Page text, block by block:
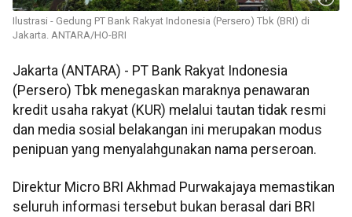
Ilustrasi - Gedung PT Bank Rakyat Indonesia (Persero) Tbk (BRI) di
Jakarta. ANTARA/HO-BRI
Jakarta (ANTARA) - PT Bank Rakyat Indonesia
(Persero) Tbk menegaskan maraknya penawaran
kredit usaha rakyat (KUR) melalui tautan tidak resmi
dan media sosial belakangan ini merupakan modus
penipuan yang menyalahgunakan nama perseroan.
Direktur Micro BRI Akhmad Purwakajaya memastikan
seluruh informasi tersebut bukan berasal dari BRI